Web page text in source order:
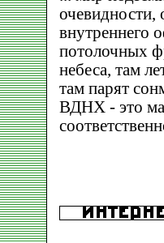
очевидности,
внутреннего
потолочных
небеса, там
там парят
ВДНХ - это